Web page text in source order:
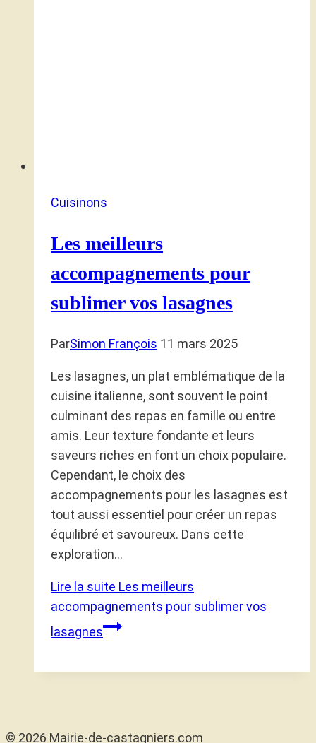
Cuisinons
Les meilleurs
accompagnements pour
sublimer vos lasagnes
ParSimon François 11 mars 2025
Les lasagnes, un plat emblématique de la
cuisine italienne, sont souvent le point
culminant des repas en famille ou entre
amis. Leur texture fondante et leurs
saveurs riches en font un choix populaire.
Cependant, le choix des
accompagnements pour les lasagnes est
tout aussi essentiel pour créer un repas
équilibré et savoureux. Dans cette
exploration…
Lire la suite Les meilleurs
accompagnements pour sublimer vos
lasagnes
© 2026 Mairie-de-castagniers.com